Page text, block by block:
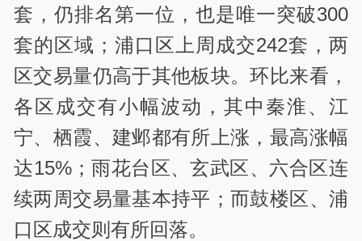
套，仍排名第一位，也是唯一突破300
套的区域；浦口区上周成交242套，两
区交易量仍高于其他板块。环比来看，
各区成交有小幅波动，其中秦淮、江
宁、栖霞、建邺都有所上涨，最高涨幅
达15%；雨花台区、玄武区、六合区连
续两周交易量基本持平；而鼓楼区、浦
口区成交则有所回落。